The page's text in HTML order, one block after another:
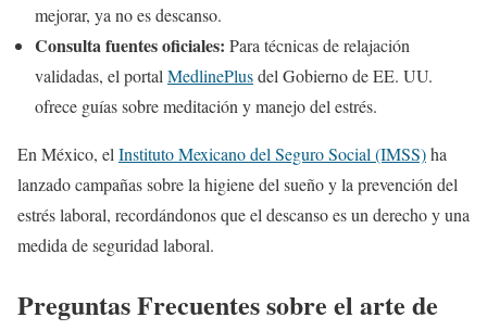
mejorar, ya no es descanso.
Consulta fuentes oficiales: Para técnicas de relajación
validadas, el portalMedlinePlusdel Gobierno de EE. UU.
ofrece guías sobre meditación y manejo del estrés.
En México, elInstituto Mexicano del Seguro Social (IMSS)ha
lanzado campañas sobre la higiene del sueño y la prevención del
estrés laboral, recordándonos que el descanso es un derecho y una
medida de seguridad laboral.
Preguntas Frecuentes sobre el arte de